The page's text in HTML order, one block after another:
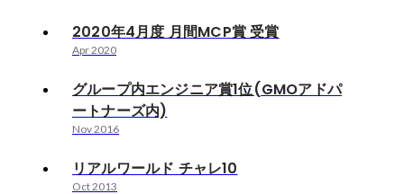
2020年4月度 月間MCP賞 受賞
Apr 2020
グループ内エンジニア賞1位(GMOアドパ
ートナーズ内)
Nov 2016
リアルワールド チャレ10
Oct 2013